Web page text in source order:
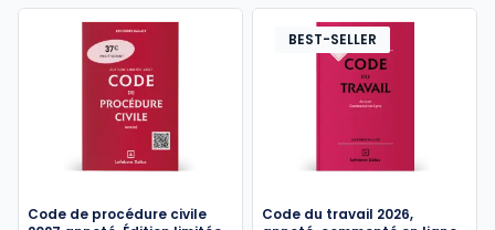
Code de procédure civile
BEST-SELLER
Code du travail 2026,